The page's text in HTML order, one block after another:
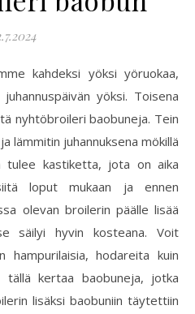
kahdeksi yöksi yöruokaa,
yöksi. Toisena
nyhtöbroileri baobuneja. Tein
lämmitin juhannuksena mökillä
tulee kastiketta, jota on aika
loput mukaan ja ennen
olevan broilerin päälle lisää
säilyi hyvin kosteana. Voit
hodareita kuin
tällä kertaa baobuneja, jotka
lisäksi baobuniin täytettiin